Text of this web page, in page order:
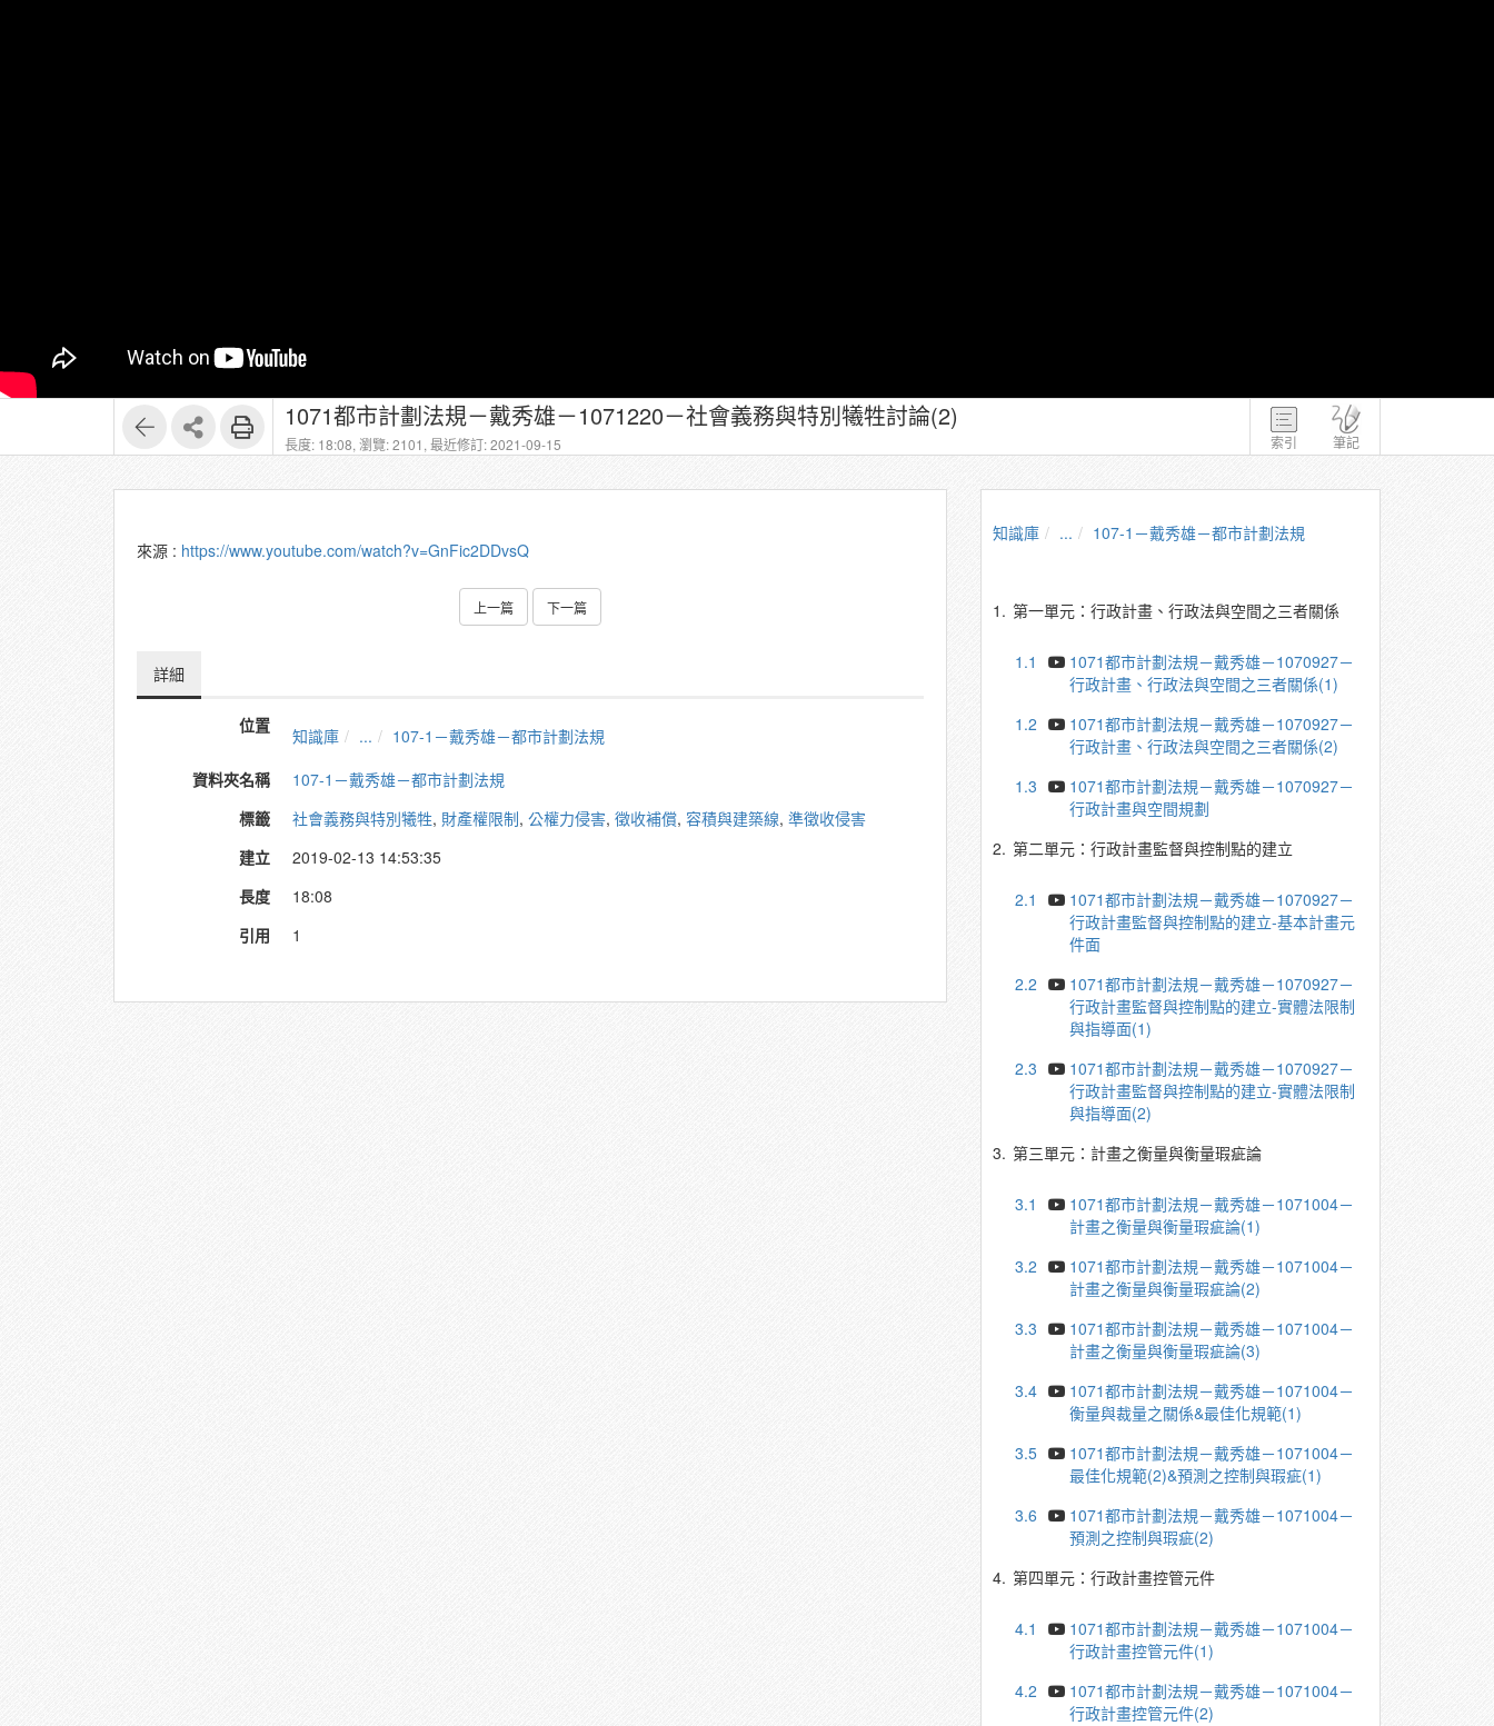
索引 筆記
1071都市計劃法規－戴秀雄－1071220－社會義務與特別犧牲討論(2)
長度: 18:08, 瀏覽: 2101, 最近修訂: 2021-09-15
來源 : https://www.youtube.com/watch?v=GnFic2DDvsQ
上一篇 下一篇
詳細
位置 知識庫 ...
107-1－戴秀雄－都市計劃法規
資料夾名稱
107-1－戴秀雄－都市計劃法規
標籤
社會義務與特別犧牲, 財產權限制, 公權力侵害, 徵收補償, 容積與建築線, 準徵收侵害
建立
2019-02-13 14:53:35
長度
18:08
引用
1
知識庫 ... 107-1－戴秀雄－都市計劃法規
1. 第一單元：行政計畫、行政法與空間之三者關係
1.1
1071都市計劃法規－戴秀雄－1070927－
行政計畫、行政法與空間之三者關係(1)
1.2
1071都市計劃法規－戴秀雄－1070927－
行政計畫、行政法與空間之三者關係(2)
1.3
1071都市計劃法規－戴秀雄－1070927－
行政計畫與空間規劃
2. 第二單元：行政計畫監督與控制點的建立
2.1
1071都市計劃法規－戴秀雄－1070927－
行政計畫監督與控制點的建立-基本計畫元
件面
2.2
1071都市計劃法規－戴秀雄－1070927－
行政計畫監督與控制點的建立-實體法限制
與指導面(1)
2.3
1071都市計劃法規－戴秀雄－1070927－
行政計畫監督與控制點的建立-實體法限制
與指導面(2)
3. 第三單元：計畫之衡量與衡量瑕疵論
3.1
1071都市計劃法規－戴秀雄－1071004－
計畫之衡量與衡量瑕疵論(1)
3.2
1071都市計劃法規－戴秀雄－1071004－
計畫之衡量與衡量瑕疵論(2)
3.3
1071都市計劃法規－戴秀雄－1071004－
計畫之衡量與衡量瑕疵論(3)
3.4
1071都市計劃法規－戴秀雄－1071004－
衡量與裁量之關係&最佳化規範(1)
3.5
1071都市計劃法規－戴秀雄－1071004－
最佳化規範(2)&預測之控制與瑕疵(1)
3.6
1071都市計劃法規－戴秀雄－1071004－
預測之控制與瑕疵(2)
4. 第四單元：行政計畫控管元件
4.1
1071都市計劃法規－戴秀雄－1071004－
行政計畫控管元件(1)
4.2
1071都市計劃法規－戴秀雄－1071004－
行政計畫控管元件(2)